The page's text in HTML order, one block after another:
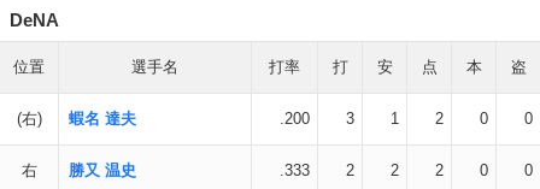
DeNA
位置 選手名 打率 打 安 点 本 盗
(右) 蝦名 達夫 .200 3 1 2 0 0
右 勝又 温史 .333 2 2 2 0 0